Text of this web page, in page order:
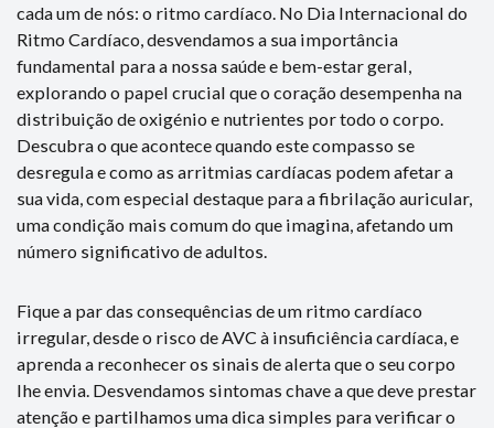
cada um de nós: o ritmo cardíaco. No Dia Internacional do
Ritmo Cardíaco, desvendamos a sua importância
fundamental para a nossa saúde e bem-estar geral,
explorando o papel crucial que o coração desempenha na
distribuição de oxigénio e nutrientes por todo o corpo.
Descubra o que acontece quando este compasso se
desregula e como as arritmias cardíacas podem afetar a
sua vida, com especial destaque para a fibrilação auricular,
uma condição mais comum do que imagina, afetando um
número significativo de adultos.
Fique a par das consequências de um ritmo cardíaco
irregular, desde o risco de AVC à insuficiência cardíaca, e
aprenda a reconhecer os sinais de alerta que o seu corpo
lhe envia. Desvendamos sintomas chave a que deve prestar
atenção e partilhamos uma dica simples para verificar o